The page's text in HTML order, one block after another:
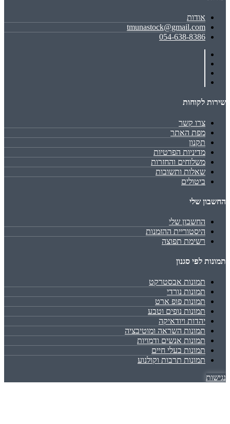
אודות
tmunastock@gmail.com
054-638-8386
שירות לקוחות
צרו קשר
מפת האתר
תקנון
מדיניות הפרטיות
משלוחים והחזרות
שאלות ותשובות
ביטולים
החשבון שלי
החשבון שלי
היסטוריית ההזמנות
רשימת תפוצה
תמונות לפי סגנון
תמונות אבסטרקט
תמונות נורדי
תמונות פופ ארט
תמונות נופים וטבע
יהדות ויודאיקה
תמונות השראה ומוטיבציה
תמונות אנשים ודמויות
תמונות בעלי חיים
תמונות תרבות וקולנוע
נגישות